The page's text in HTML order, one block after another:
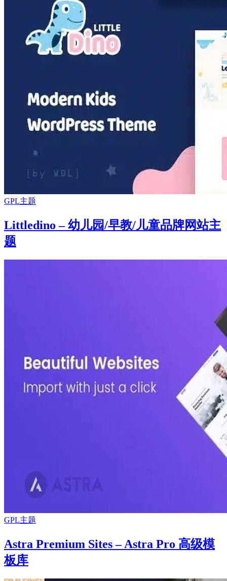
GPL主题
Littledino – 幼儿园/早教/儿童品牌网站主
题
GPL主题
Astra Premium Sites – Astra Pro 高级模
板库